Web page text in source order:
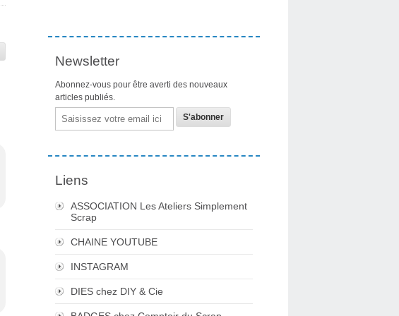
Newsletter
Abonnez-vous pour être averti des nouveaux
articles publiés.
Email
Liens
ASSOCIATION Les Ateliers Simplement
Scrap
CHAINE YOUTUBE
INSTAGRAM
DIES chez DIY & Cie